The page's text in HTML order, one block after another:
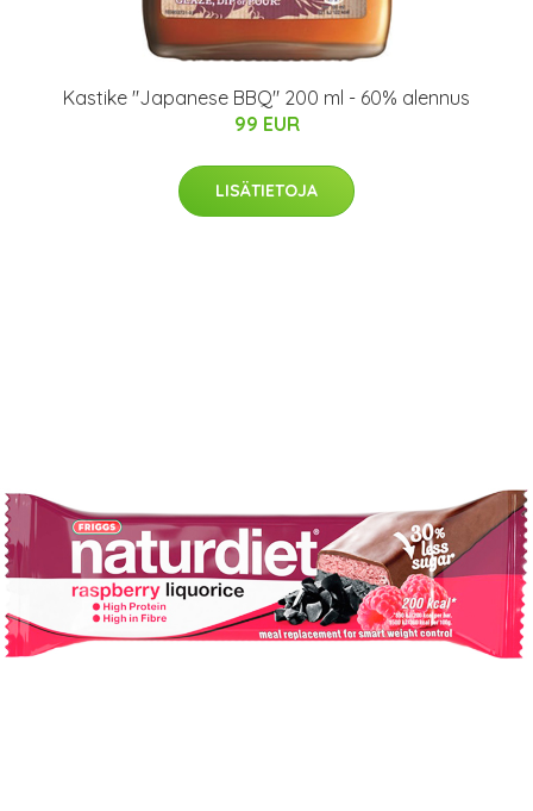
Kastike "Japanese BBQ" 200 ml - 60% alennus
99 EUR
LISÄTIETOJA